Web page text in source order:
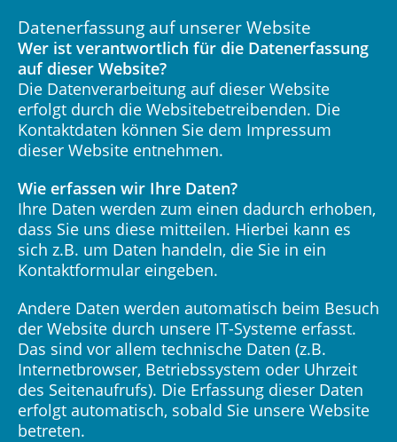
Datenerfassung auf unserer Website
Wer ist verantwortlich für die Datenerfassung
auf dieser Website?
Die Datenverarbeitung auf dieser Website
erfolgt durch die Websitebetreibenden. Die
Kontaktdaten können Sie dem Impressum
dieser Website entnehmen.
Wie erfassen wir Ihre Daten?
Ihre Daten werden zum einen dadurch erhoben,
dass Sie uns diese mitteilen. Hierbei kann es
sich z.B. um Daten handeln, die Sie in ein
Kontaktformular eingeben.
Andere Daten werden automatisch beim Besuch
der Website durch unsere IT-Systeme erfasst.
Das sind vor allem technische Daten (z.B.
Internetbrowser, Betriebssystem oder Uhrzeit
des Seitenaufrufs). Die Erfassung dieser Daten
erfolgt automatisch, sobald Sie unsere Website
betreten.